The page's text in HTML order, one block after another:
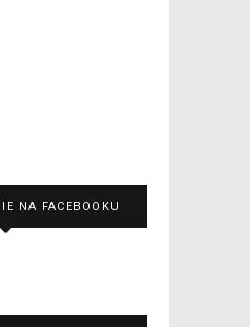
NA FACEBOOKU